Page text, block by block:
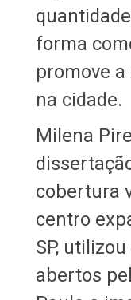
forma
promove
na cidade.
Milena
cobertura
centro
SP,
abertos